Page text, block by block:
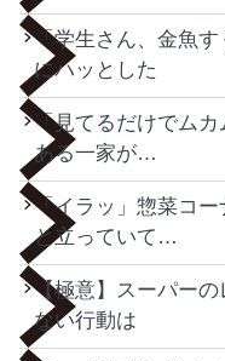
「学生さん、金魚
にハッとした
「見てるだけでムカ
ある一家が…
「イラッ」惣菜コ
と立っていて…
【極意】スーパー
ない行動は